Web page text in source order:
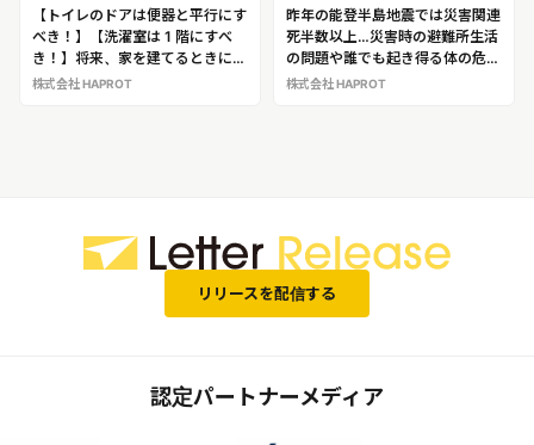
【トイレのドアは便器と平行にす
べき！】【洗濯室は 1 階にすべ
き！】将来、家を建てるときに注
意すべきポイントを提案するスペ
株式会社 HAPROT
昨年の能登半島地震では災害関連
死半数以上…災害時の避難所生活
の問題や誰でも起き得る体の危険
を解説！「作業療法士・安全な家
株式会社 HAPROT
リリースを配信する
認定パートナーメディア